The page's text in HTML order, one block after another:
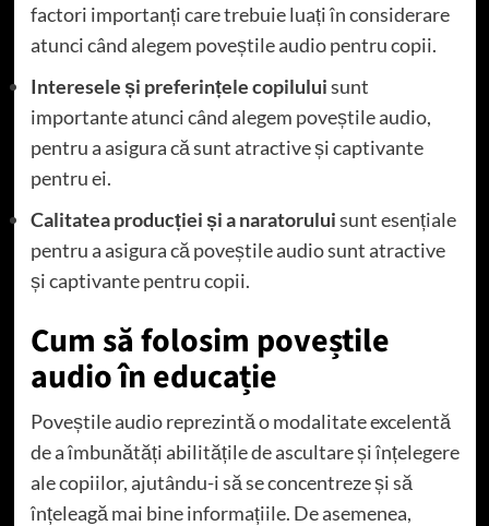
factori importanți care trebuie luați în considerare
atunci când alegem poveștile audio pentru copii.
Interesele și preferințele copiluluisunt
importante atunci când alegem poveștile audio,
pentru a asigura că sunt atractive și captivante
pentru ei.
Calitatea producției și a naratoruluisunt esențiale
pentru a asigura că poveștile audio sunt atractive
și captivante pentru copii.
Cum să folosim poveștile
audio în educație
Poveștile audio reprezintă o modalitate excelentă
de a îmbunătăți abilitățile de ascultare și înțelegere
ale copiilor, ajutându-i să se concentreze și să
înțeleagă mai bine informațiile. De asemenea,